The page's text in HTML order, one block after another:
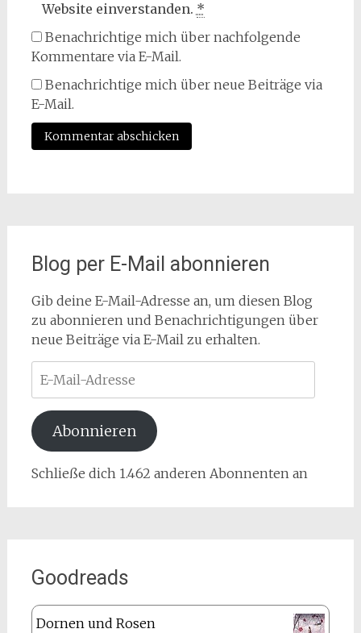
Website einverstanden. *
Benachrichtige mich über nachfolgende
Kommentare via E-Mail.
Benachrichtige mich über neue Beiträge via
E-Mail.
Blog per E-Mail abonnieren
Gib deine E-Mail-Adresse an, um diesen Blog
zu abonnieren und Benachrichtigungen über
neue Beiträge via E-Mail zu erhalten.
Mail-
Adresse
Abonnieren
Schließe dich 1.462 anderen Abonnenten an
Goodreads
Dornen und Rosen